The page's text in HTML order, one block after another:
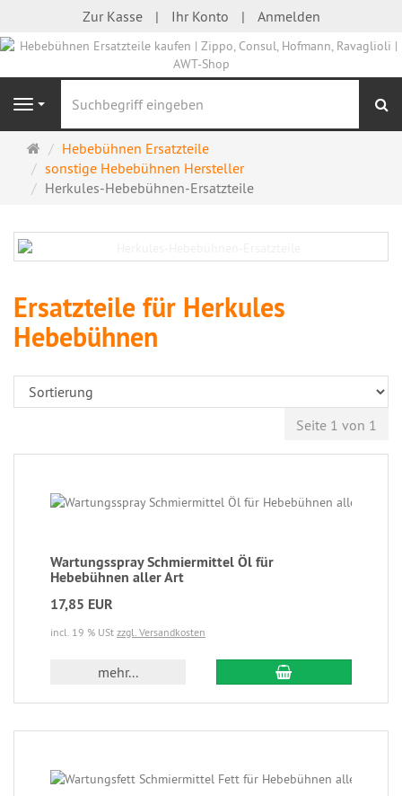
Zur Kasse Ihr Konto Anmelden
Navigation
Startseite
Hebebühnen Ersatzteile
sonstige Hebebühnen Hersteller
Herkules-Hebebühnen-Ersatzteile
Ersatzteile für Herkules
Hebebühnen
Seite 1 von 1
Wartungsspray Schmiermittel Öl für
Hebebühnen aller Art
17,85 EUR
incl. 19 % USt zzgl. Versandkosten
mehr...